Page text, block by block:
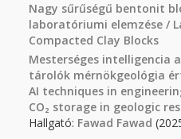
Nagy sűrűségű bentonit
laboratóriumi elemzése /
Compacted Clay Blocks
Mesterséges intelligencia
tárolók mérnökgeológia
AI techniques in
CO₂ storage in geologic
Hallgató: Fawad Fawad